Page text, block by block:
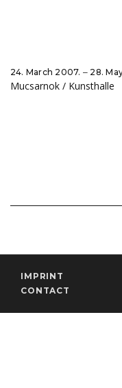
24. March 2007. ‒ 28.
Mucsarnok / Kunsthalle
IMPRINT
CONTACT